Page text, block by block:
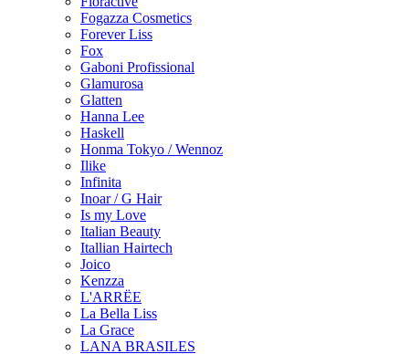
Fogazza Cosmetics
Forever Liss
Fox
Gaboni Profissional
Glamurosa
Glatten
Hanna Lee
Haskell
Honma Tokyo / Wennoz
Ilike
Infinita
Inoar / G Hair
Is my Love
Italian Beauty
Itallian Hairtech
Joico
Kenzza
L'ARRËE
La Bella Liss
La Grace
LANA BRASILES